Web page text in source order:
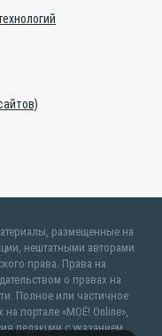
размещенные на
нештатными авторами
права. Права на
о правах на
Полное или частичное
портале «МОЁ! Online»,
редакции с указанием